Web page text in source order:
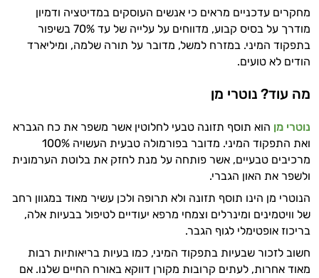
מחקרים עדכניים מראים כי אנשים העוסקים במדיטציה ודמיון
מודרך על בסיס קבוע, מדווחים על עלייה של עד 70% בשיפור
בתפקוד המיני. במזרח למשל, מדובר על תורה שלמה, ומיליארד
הודים לא טועים.
מה עוד? נוטרי מן
נוטרי מן הוא תוסף תזונה טבעי לחלוטין אשר משפר את כח הגברא
ואת התפקוד המיני. מדובר בפורמולה טבעית העשויה 100%
מרכיבים טבעיים, אשר פותחה על מנת לחזק את בלוטת הערמונית
ולשפר את האון הגברי.
הנוטרי מן הינו תוסף תזונה ולא תרופה ולכן עשיר מאוד במגוון רחב
של וויטמינים ומינרלים וצמחי מרפא יעודיים לטיפול בבעיות אלה,
בריכוז אופטימלי לגוף הגבר.
חשוב לזכור שבעיות בתפקוד המיני, כמו בעיות בריאותיות רבות
מאוד אחרות, לעתים קרובות מקורן דווקא באורח החיים שלנו. אם